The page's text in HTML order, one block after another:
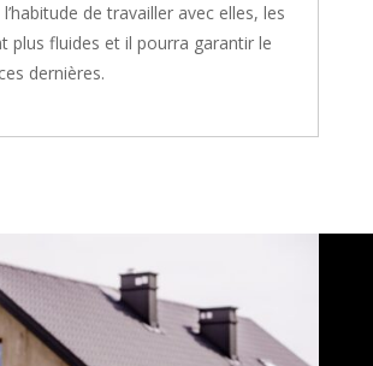
de travailler avec elles, les
plus fluides et il pourra garantir le
dernières.